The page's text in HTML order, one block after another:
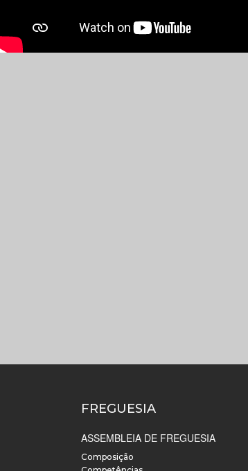
FREGUESIA
ASSEMBLEIA DE FREGUESIA
Composição